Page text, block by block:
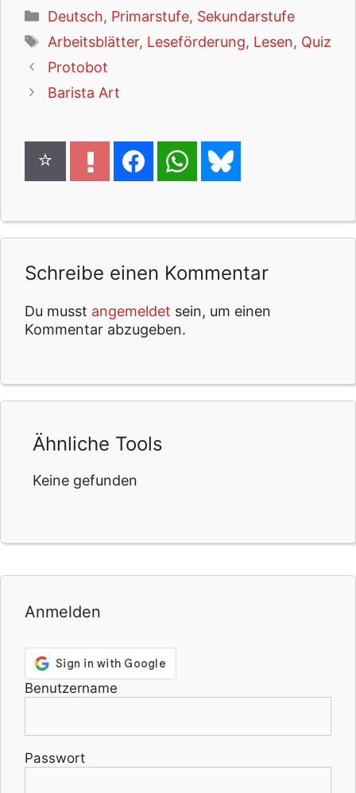
Kategorien
Deutsch, Primarstufe, Sekundarstufe
Schlagwörter
Arbeitsblätter, Leseförderung, Lesen, Quiz
Protobot
Barista Art
Schreibe einen Kommentar
Du musst angemeldet sein, um einen
Kommentar abzugeben.
Ähnliche Tools
Keine gefunden
Anmelden
Benutzername
Passwort